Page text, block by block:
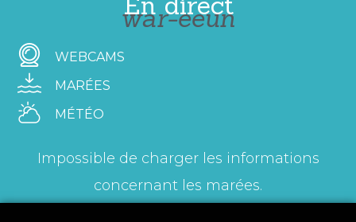
war-eeun
WEBCAMS
MARÉES
MÉTÉO
Impossible de charger les informations
concernant les marées.